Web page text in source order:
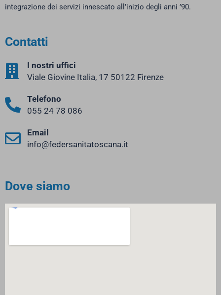
integrazione dei servizi innescato all’inizio degli anni ’90.
Contatti
I nostri uffici
Viale Giovine Italia, 17 50122 Firenze
Telefono
055 24 78 086
Email
info@federsanitatoscana.it
Dove siamo